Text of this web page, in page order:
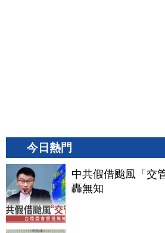
今日熱門
中共假借颱風「交
轟無知